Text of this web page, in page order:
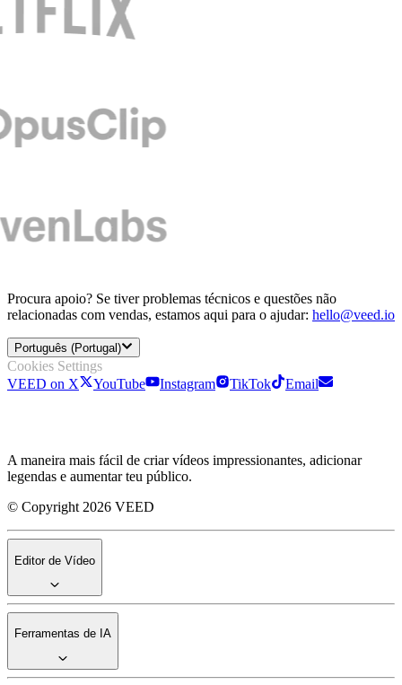
Procura apoio? Se tiver problemas técnicos e questões não
relacionadas com vendas, estamos aqui para o ajudar: hello@veed.io
Português (Portugal)
Cookies Settings
VEED on X
YouTube Instagram TikTok Email
A maneira mais fácil de criar vídeos impressionantes, adicionar
legendas e aumentar teu público.
© Copyright 2026 VEED
Editor de Vídeo
Ferramentas de IA